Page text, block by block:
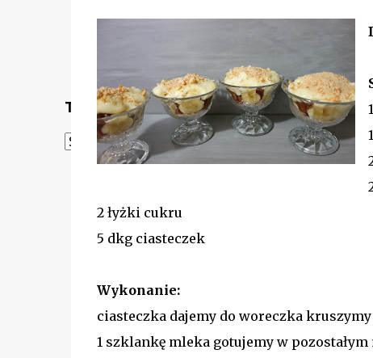
Translate
Powered by
2 łyżki cukru
5 dkg ciasteczek
Wykonanie:
ciasteczka dajemy do woreczka
1 szklankę mleka gotujemy w pozostałym